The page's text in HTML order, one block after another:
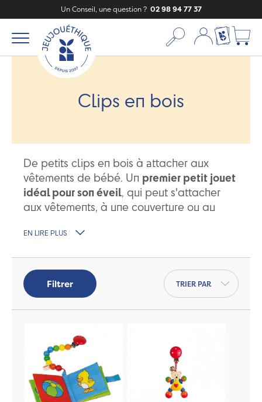
Un Conseil, une question ? 02 98 94 77 37
Mon compte
Ma liste
Clips en bois
De petits clips en bois à attacher aux
vêtements de bébé. Un premier petit jouet
idéal pour son éveil, qui peut s'attacher
aux vêtements, à une couverture ou au
en Allemagne par Selecta ou Heimess
pour les bébés.
EN LIRE PLUS
Filtrer
Trier par